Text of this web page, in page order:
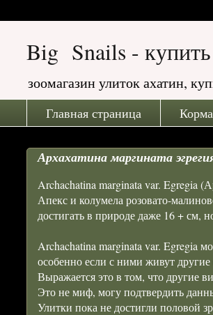
Big Snails - купить
зоомагазин улиток ахатин,
Главная страница
Архахатина маргината
Archachatina marginata var. Egregia
Апекс и колумела розовато-
достигать в природе даже 16 + см,
Archachatina marginata var. Egregia
особенно если с ними живут
Выражается это в том, что другие
Это не миф, могу подтвердить
Улитки пока не достигли половой